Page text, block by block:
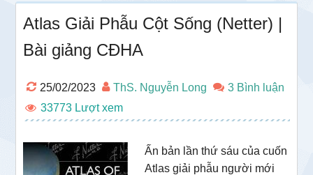
Atlas Giải Phẫu Cột Sống (Netter) |
Bài giảng CĐHA
25/02/2023 ThS. Nguyễn Long
3 Bình luận
33773
Ấn bản lần thứ sáu của cuốn
Atlas giải phẫu người mới